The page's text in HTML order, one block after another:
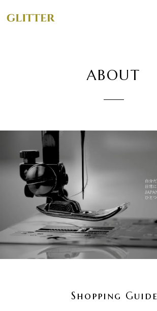
ABOUT
Shopping Guide